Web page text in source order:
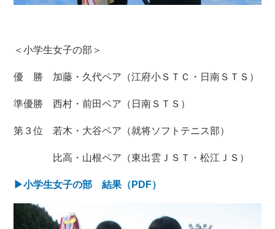
＜小学生女子の部＞
優 勝 加藤・久代ペア（江府小ＳＴＣ・日南ＳＴＳ）
準優勝 西村・前田ペア（日南ＳＴＳ）
第３位 若木・大谷ペア（就将ソフトテニス部）
比高・山根ペア（東出雲ＪＳＴ・松江ＪＳ）
▶小学生女子の部 結果（PDF）